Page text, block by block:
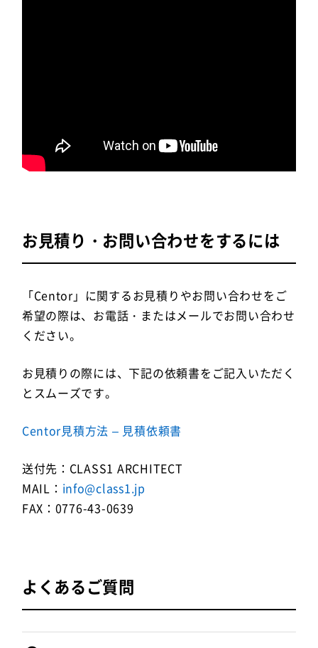
お見積り・お問い合わせをするには
「Centor」に関するお見積りやお問い合わせをご
希望の際は、お電話・またはメールでお問い合わせ
ください。
お見積りの際には、下記の依頼書をご記入いただく
とスムーズです。
Centor見積方法 – 見積依頼書
送付先：CLASS1 ARCHITECT
MAIL： info@class1.jp
FAX：0776-43-0639
よくあるご質問